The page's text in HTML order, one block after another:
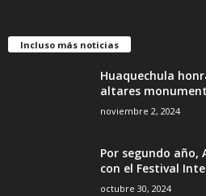
Incluso más noticias
Huaquechula
altares
noviembre 2, 2024
Por segundo
con el Festival
octubre 30, 2024